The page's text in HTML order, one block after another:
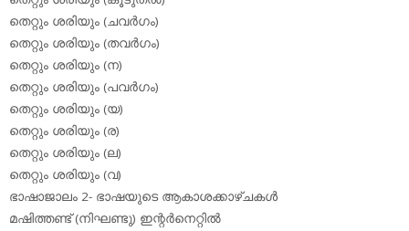
തെറ്റും ശരിയും (ചവര്‍ഗം)
തെറ്റും ശരിയും (തവര്‍ഗം)
തെറ്റും ശരിയും (ന)
തെറ്റും ശരിയും (പവര്‍ഗം)
തെറ്റും ശരിയും (യ)
തെറ്റും ശരിയും (ര)
തെറ്റും ശരിയും (ല)
തെറ്റും ശരിയും (വ)
ഭാഷാജാലം 2- ഭാഷയുടെ ആകാശക്കാഴ്ചകള്‍
മഷിത്തണ്ട് (നിഘണ്ടു) ഇന്റര്‍നെറ്റില്‍